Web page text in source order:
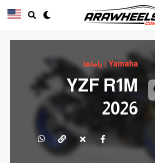
Yamaha | ياماها
YZF R1M
2026